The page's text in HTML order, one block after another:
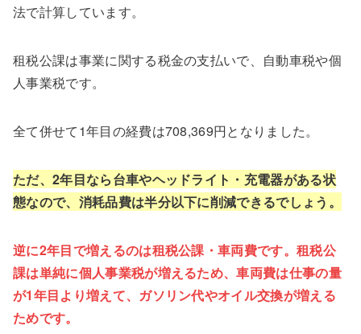
法で計算しています。
租税公課は事業に関する税金の支払いで、自動車税や個
人事業税です。
全て併せて1年目の経費は708,369円となりました。
ただ、2年目なら台車やヘッドライト・充電器がある状
態なので、消耗品費は半分以下に削減できるでしょう。
逆に2年目で増えるのは租税公課・車両費です。租税公
課は単純に個人事業税が増えるため、車両費は仕事の量
が1年目より増えて、ガソリン代やオイル交換が増える
ためです。